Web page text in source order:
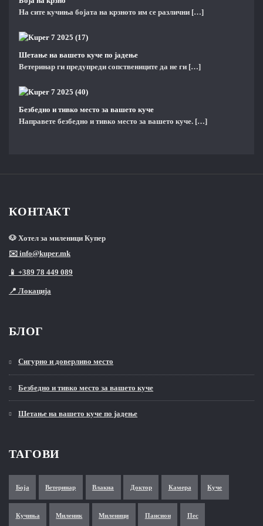
На сите кучиња бојата на крзното им се различни […]
Шетање на вашето куче по јадење
Ветеринар ги предупреди сопствениците да не ги […]
Безбедно и тивко место за вашето куче
Направете безбедно и тивко место за вашето куче. […]
КОНТАКТ
🐶 Хотел за миленици Купер
✉️ info@kuper.mk
📱 +389 78 449 089
📍 Локација
БЛОГ
Сигурно и доверливо место
Безбедно и тивко место за вашето куче
Шетање на вашето куче по јадење
ТАГОВИ
Боја Ветеринар Влакна Доктор Камера Куче
Кучиња Миленик Миленици Пансион Пес